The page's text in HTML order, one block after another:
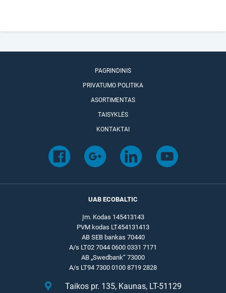
PAGRINDINIS
PRIVATUMO POLITIKA
ASORTIMENTAS
TAISYKLĖS
KONTAKTAI
UAB ECOBALTIC
Įm. Kodas 145413143
PVM kodas LT454131413
AB SEB bankas 70440
A/s LT02 7044 0600 0331 7171
AB „Swedbank“ 73000
A/s LT94 7300 0100 8719 2828
Taikos pr. 135, Kaunas, LT-51129